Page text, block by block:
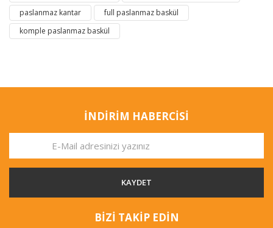
paslanmaz kantar
full paslanmaz baskül
komple paslanmaz baskül
İNDİRİM HABERCİSİ
KAYDET
BİZİ TAKİP EDİN